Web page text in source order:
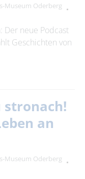
Museum Oderberg
Der neue Podcast
Geschichten von
stronach!
an
Museum Oderberg